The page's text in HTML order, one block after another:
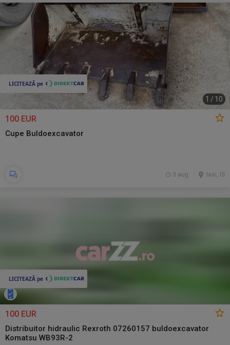
1 / 10
100 EUR
Cupe Buldoexcavator
Iasi, IS
3 aug.
100 EUR
Distribuitor hidraulic Rexroth 07260157 buldoexcavator
Komatsu WB93R-2